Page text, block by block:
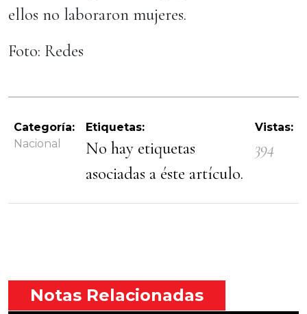
ellos no laboraron mujeres.
Foto: Redes
Categoría:
Nacional
Etiquetas:
No hay etiquetas
asociadas a éste artículo.
Vistas:
394
Notas Relacionadas